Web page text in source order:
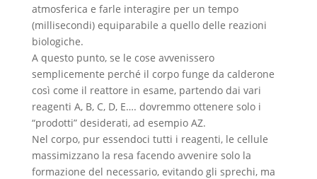
atmosferica e farle interagire per un tempo
(millisecondi) equiparabile a quello delle reazioni
biologiche.
A questo punto, se le cose avvenissero
semplicemente perché il corpo funge da calderone
così come il reattore in esame, partendo dai vari
reagenti A, B, C, D, E…. dovremmo ottenere solo i
“prodotti” desiderati, ad esempio AZ.
Nel corpo, pur essendoci tutti i reagenti, le cellule
massimizzano la resa facendo avvenire solo la
formazione del necessario, evitando gli sprechi, ma